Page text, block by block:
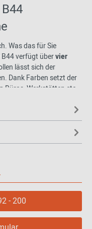
Was das für Sie
B44 verfügt übervier
lässt sich der
Dank Farben setzt der
Büros, Werkstätten etc.
Preis gewonnen, den
der permanenten
York und dem
- 200